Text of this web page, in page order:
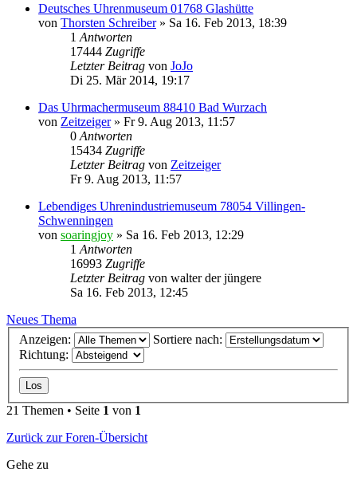
Deutsches Uhrenmuseum 01768 Glashütte
von Thorsten Schreiber» Sa 16. Feb 2013, 18:39
1 Antworten
17444 Zugriffe
Letzter Beitrag von JoJo
Di 25. Mär 2014, 19:17
Das Uhrmachermuseum 88410 Bad Wurzach
von Zeitzeiger» Fr 9. Aug 2013, 11:57
0 Antworten
15434 Zugriffe
Letzter Beitrag von Zeitzeiger
Fr 9. Aug 2013, 11:57
Lebendiges Uhrenindustriemuseum 78054 Villingen-
Schwenningen
von soaringjoy » Sa 16. Feb 2013, 12:29
1 Antworten
16993 Zugriffe
Letzter Beitrag von walter der jüngere
Sa 16. Feb 2013, 12:45
Neues Thema
Anzeigen:
Sortiere nach:
Richtung:
21 Themen • Seite 1 von 1
Zurück zur Foren-Übersicht
Gehe zu